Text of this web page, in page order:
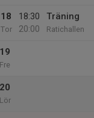
18
Tor
18:30
20:00
Träning
Ratichallen
19
Fre
20
Lör